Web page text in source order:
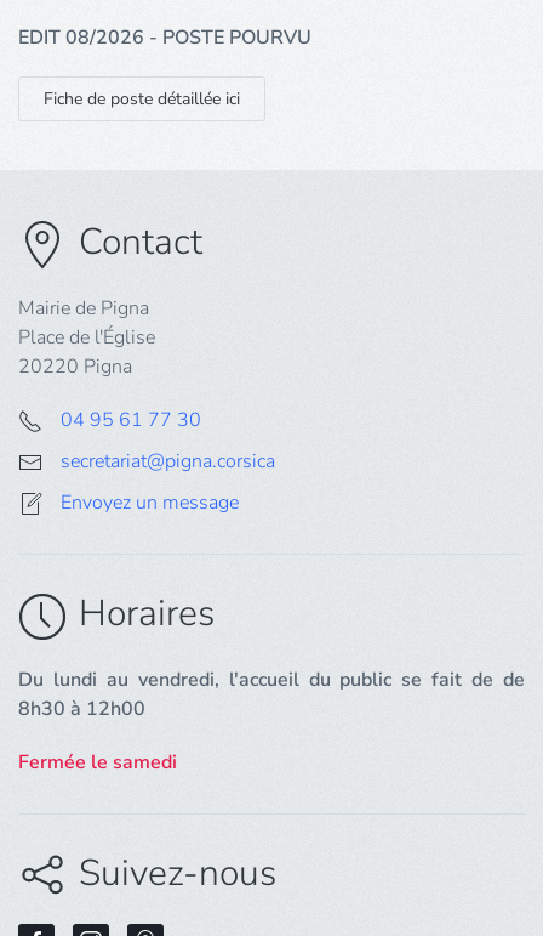
EDIT 08/2026 - POSTE POURVU
Fiche de poste détaillée ici
Contact
Mairie de Pigna
Place de l'Église
20220 Pigna
04 95 61 77 30
secretariat@pigna.corsica
Envoyez un message
Horaires
Du lundi au vendredi, l'accueil du public se fait de de
8h30 à 12h00
Fermée le samedi
Suivez-nous